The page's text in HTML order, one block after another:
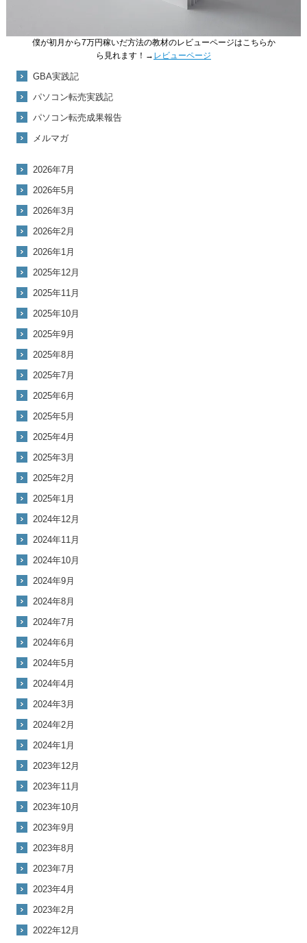
僕が初月から7万円稼いだ方法の教材のレビューページはこちらか
ら見れます！→ レビューページ
GBA実践記
パソコン転売実践記
パソコン転売成果報告
メルマガ
2026年7月
2026年5月
2026年3月
2026年2月
2026年1月
2025年12月
2025年11月
2025年10月
2025年9月
2025年8月
2025年7月
2025年6月
2025年5月
2025年4月
2025年3月
2025年2月
2025年1月
2024年12月
2024年11月
2024年10月
2024年9月
2024年8月
2024年7月
2024年6月
2024年5月
2024年4月
2024年3月
2024年2月
2024年1月
2023年12月
2023年11月
2023年10月
2023年9月
2023年8月
2023年7月
2023年4月
2023年2月
2022年12月